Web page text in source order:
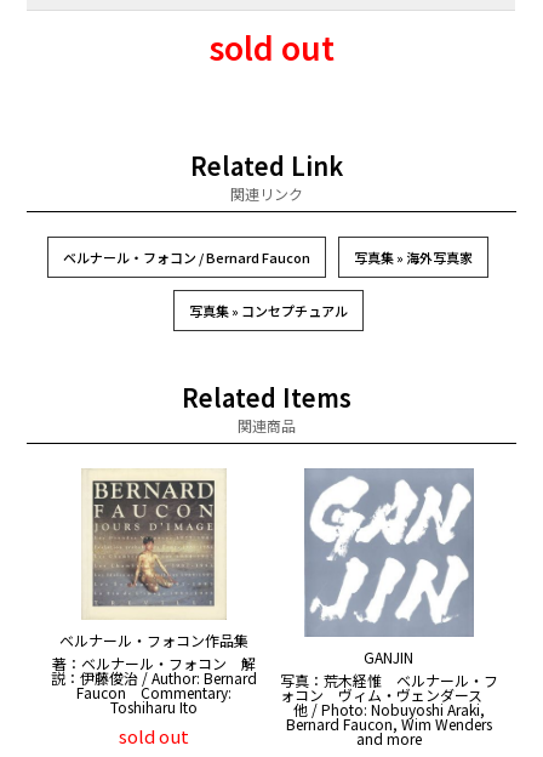
sold out
Related Link
関連リンク
ベルナール・フォコン / Bernard Faucon 写真集 » 海外写真家
写真集 » コンセプチュアル
Related Items
関連商品
ベルナール・フォコン作品集
著：ベルナール・フォコン 解
説：伊藤俊治 / Author: Bernard
Faucon Commentary:
Toshiharu Ito
sold out
GANJIN
写真：荒木経惟 ベルナール・フ
ォコン ヴィム・ヴェンダース
他 / Photo: Nobuyoshi Araki,
Bernard Faucon, Wim Wenders
and more